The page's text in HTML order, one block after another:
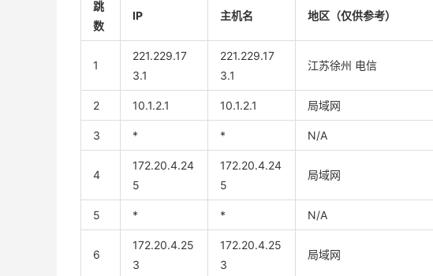
跳
数
IP 主机名 地区（仅供参考）
1
221.229.17
3.1
221.229.17
3.1
江苏徐州 电信
2 10.1.2.1 10.1.2.1 局域网
3 * * N/A
4
172.20.4.24
5
172.20.4.24
5
局域网
5 * * N/A
6
172.20.4.25
3
172.20.4.25
3
局域网